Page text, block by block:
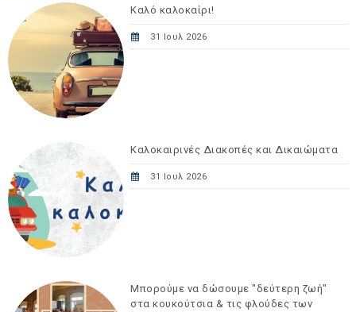
Καλό καλοκαίρι!
31 Ιουλ 2026
Καλοκαιρινές Διακοπές και Δικαιώματα
31 Ιουλ 2026
Μπορούμε να δώσουμε "δεύτερη ζωή"
στα κουκούτσια & τις φλούδες των